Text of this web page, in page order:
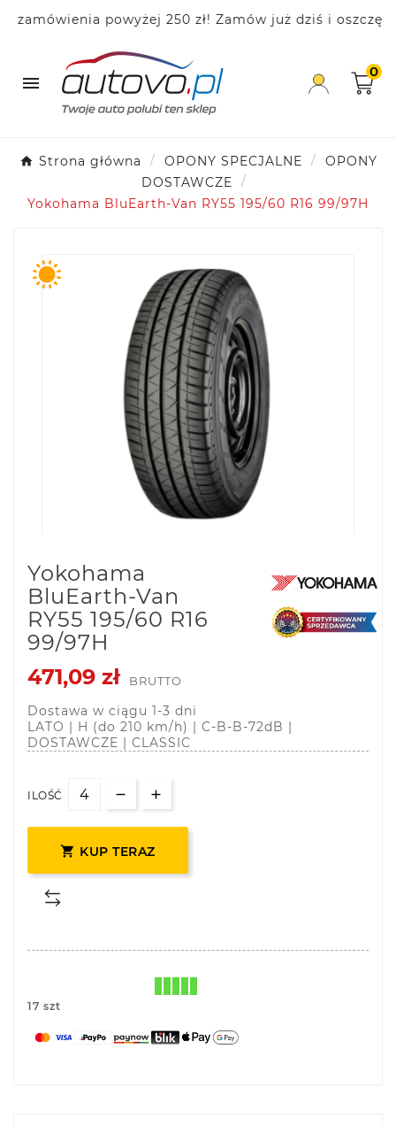
powyżej 250 zł! Zamów już dziś i

0
Strona główna OPONY SPECJALNE
OPONY
DOSTAWCZE
Yokohama BluEarth-Van RY55 195/60 R16 99/97H
Yokohama
BluEarth-Van
RY55 195/60 R16
99/97H
471,09 zł
BRUTTO
Dostawa w ciągu 1-3 dni
LATO | H (do 210 km/h) | C-B-B-72dB |
DOSTAWCZE | CLASSIC
ILOŚĆ
 KUP TERAZ
17 szt